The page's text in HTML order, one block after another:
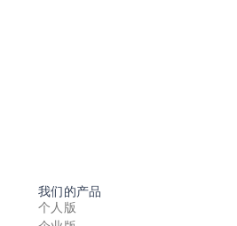
我们的产品
个人版